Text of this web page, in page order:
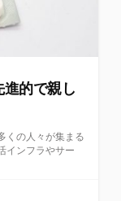
的で親し
くの人々が集まる
インフラやサー